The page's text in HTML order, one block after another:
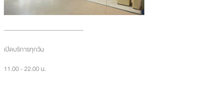
เปิดบริการทุกวัน
11.00 - 22.00 น.